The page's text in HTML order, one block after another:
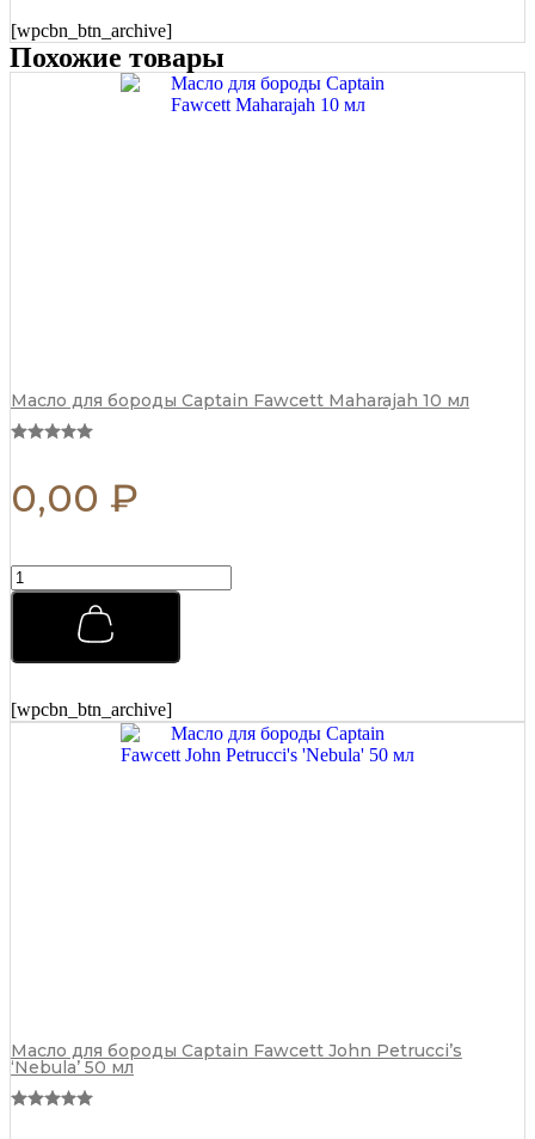
125
мл
quantity
[wpcbn_btn_archive]
Похожие товары
Масло для бороды Captain Fawcett Maharajah 10 мл
0,00 ₽
Бальзам
после
Fawcett
125
мл
[wpcbn_btn_archive]
Масло для бороды Captain Fawcett John Petrucci’s
‘Nebula’ 50 мл